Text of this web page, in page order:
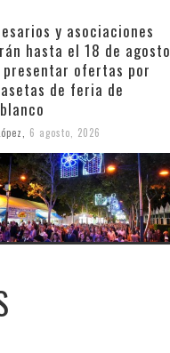
y asociaciones
hasta el 18 de agosto
presentar ofertas por
de feria de
6 agosto, 2026